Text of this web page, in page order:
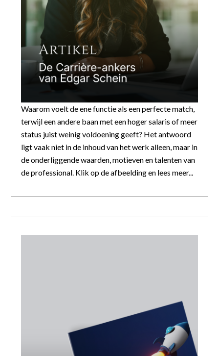
Waarom voelt de ene functie als een perfecte match,
terwijl een andere baan met een hoger salaris of meer
status juist weinig voldoening geeft? Het antwoord
ligt vaak niet in de inhoud van het werk alleen, maar in
de onderliggende waarden, motieven en talenten van
de professional. Klik op de afbeelding en lees meer...